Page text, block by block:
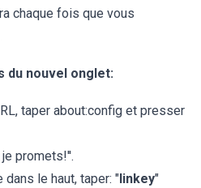
chaque fois que vous
du nouvel onglet:
taper about:config et presser
promets!''.
le haut, taper: "linkey"